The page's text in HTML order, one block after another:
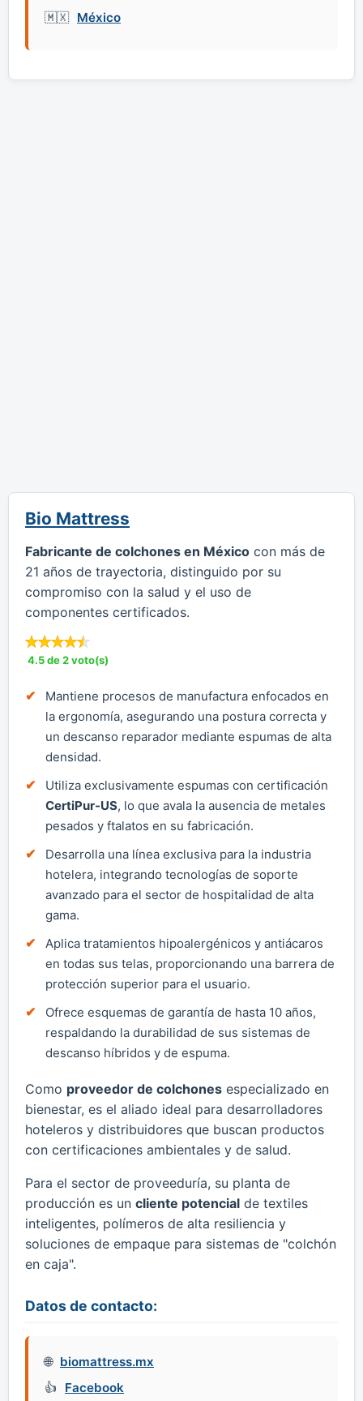
México
Bio Mattress
Fabricante de colchones en México con más de
21 años de trayectoria, distinguido por su
compromiso con la salud y el uso de
componentes certificados.
4.5 de 2 voto(s)
Mantiene procesos de manufactura enfocados en
la ergonomía, asegurando una postura correcta y
un descanso reparador mediante espumas de alta
densidad.
Utiliza exclusivamente espumas con certificación
CertiPur-US, lo que avala la ausencia de metales
pesados y ftalatos en su fabricación.
Desarrolla una línea exclusiva para la industria
hotelera, integrando tecnologías de soporte
avanzado para el sector de hospitalidad de alta
gama.
Aplica tratamientos hipoalergénicos y antiácaros
en todas sus telas, proporcionando una barrera de
protección superior para el usuario.
Ofrece esquemas de garantía de hasta 10 años,
respaldando la durabilidad de sus sistemas de
descanso híbridos y de espuma.
Como proveedor de colchones especializado en
bienestar, es el aliado ideal para desarrolladores
hoteleros y distribuidores que buscan productos
con certificaciones ambientales y de salud.
Para el sector de proveeduría, su planta de
producción es un cliente potencial de textiles
inteligentes, polímeros de alta resiliencia y
soluciones de empaque para sistemas de "colchón
en caja".
Datos de contacto:
biomattress.mx
Facebook